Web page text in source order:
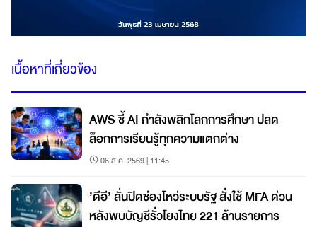
เนื้อหาที่เกี่ยวข้อง
AWS ชี้ AI กำลังพลิกโลกการศึกษา ปลด
ล็อกการเรียนรู้ทุกความแตกต่าง
06 ส.ค. 2569 | 11:45
’ดีอี’ ลั่นปิดช่องโหว่ระบบรัฐ สั่งใช้ MFA ด่วน
หลังพบบัญชีรั่วโยงไทย 221 ล้านรายการ